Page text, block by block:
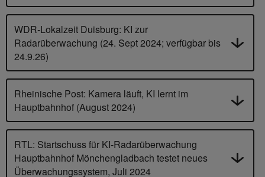
WDR-Lokalzeit Duisburg: KI zur
Radarüberwachung (24. Sept 2024; verfügbar bis
24.9.26)
Rheinische Post: Kamera läuft, KI lernt im
Hauptbahnhof (August 2024)
RTL: Startschuss für KI-Radarüberwachung
Hauptbahnhof Mönchengladbach testet neues
Überwachungssystem, Juli 2024